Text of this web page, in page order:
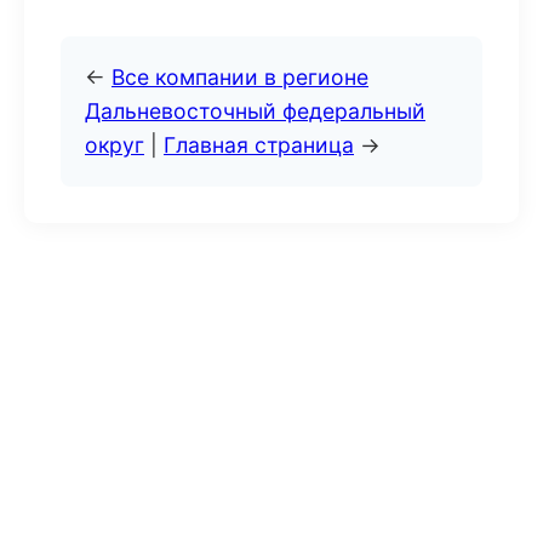
← Все компании в регионе
Дальневосточный федеральный
округ
Главная страница →